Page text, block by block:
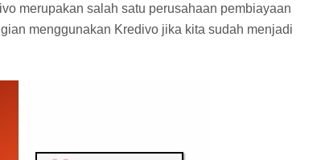
merupakan salah satu perusahaan pembiayaan
menggunakan Kredivo jika kita sudah menjadi